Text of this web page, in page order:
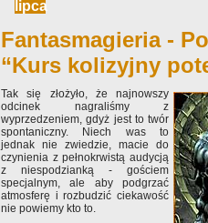
lipca
Fantasmagieria -
“Kurs kolizyjny
Tak się złożyło, że najnowszy
odcinek nagraliśmy z
wyprzedzeniem, gdyż jest to twór
spontaniczny. Niech was to
jednak nie zwiedzie, macie do
czynienia z pełnokrwistą audycją
z niespodzianką - gościem
specjalnym, ale aby podgrzać
atmosferę i rozbudzić ciekawość
nie powiemy kto to.